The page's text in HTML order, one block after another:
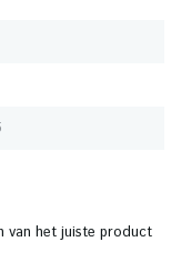
van het juiste product